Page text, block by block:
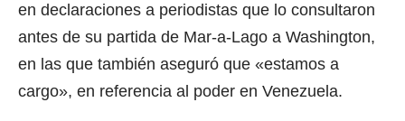
en declaraciones a periodistas que lo consultaron
antes de su partida de Mar-a-Lago a Washington,
en las que también aseguró que «estamos a
cargo», en referencia al poder en Venezuela.